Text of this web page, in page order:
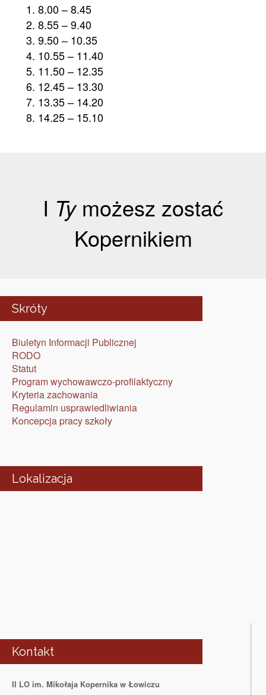
8.00 – 8.45
8.55 – 9.40
9.50 – 10.35
10.55 – 11.40
11.50 – 12.35
12.45 – 13.30
13.35 – 14.20
14.25 – 15.10
I Tymożesz zostać
Kopernikiem
Skróty
Biuletyn Informacji Publicznej
RODO
Statut
Program wychowawczo-profilaktyczny
Kryteria zachowania
Regulamin usprawiedliwiania
Koncepcja pracy szkoły
Lokalizacja
Kontakt
II LO im. Mikołaja Kopernika w Łowiczu